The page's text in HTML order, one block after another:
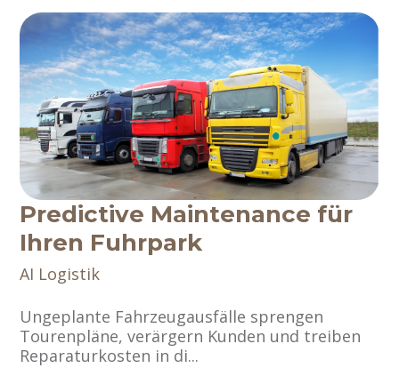
Predictive Maintenance für
Ihren Fuhrpark
AI Logistik
Ungeplante Fahrzeugausfälle sprengen
Tourenpläne, verärgern Kunden und treiben
Reparaturkosten in di...